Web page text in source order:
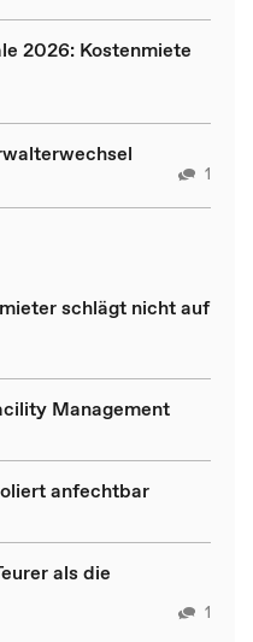
2026: Kostenmiete
1
schlägt nicht auf
Management
anfechtbar
als die
1